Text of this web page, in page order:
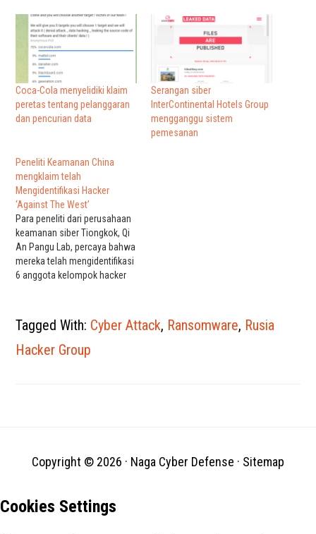
Coca-Cola menyelidiki klaim
peretas tentang pelanggaran
dan pencurian data
Serangan siber
InterContinental Hotels Group
mengganggu sistem
pemesanan
Peneliti Keamanan China
mengklaim telah
Mengidentifikasi Hacker
‘Against The West’
Para peneliti dari perusahaan
keamanan siber Tiongkok, Qi
An Pangu Lab, percaya bahwa
mereka telah mengidentifikasi
6 anggota kelompok hacker
diterbitkan pada Minggu oleh
media yang dikendalikan
negara. Secara implisit,
laporan tersebut menuduh
Tagged With: Cyber Attack, Ransomware, Rusia
Hacker Group
Copyright © 2026 · Naga Cyber Defense · Sitemap
Cookies Settings